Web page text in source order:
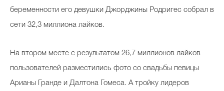
Выбор косметолога
беременности его девушки Джорджины Родригес собрал в
сети 32,3 миллиона лайков.
На втором месте с результатом 26,7 миллионов лайков
пользователей разместились фото со свадьбы певицы
Арианы Гранде и Далтона Гомеса. А тройку лидеров